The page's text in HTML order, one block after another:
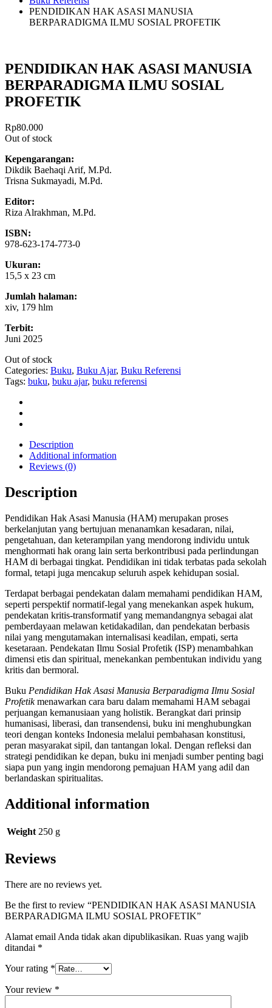
PENDIDIKAN HAK ASASI MANUSIA
BERPARADIGMA ILMU SOSIAL PROFETIK
PENDIDIKAN HAK ASASI MANUSIA
BERPARADIGMA ILMU SOSIAL
PROFETIK
Rp80.000
Out of stock
Kepengarangan:
Dikdik Baehaqi Arif, M.Pd.
Trisna Sukmayadi, M.Pd.
Editor:
Riza Alrakhman, M.Pd.
ISBN:
978-623-174-773-0
Ukuran:
15,5 x 23 cm
Jumlah halaman:
xiv, 179 hlm
Terbit:
Juni 2025
Out of stock
Categories: Buku, Buku Ajar, Buku Referensi
Tags: buku, buku ajar, buku referensi
Description
Additional information
Reviews (0)
Description
Pendidikan Hak Asasi Manusia (HAM) merupakan proses
berkelanjutan yang bertujuan menanamkan kesadaran, nilai,
pengetahuan, dan keterampilan yang mendorong individu untuk
menghormati hak orang lain serta berkontribusi pada perlindungan
HAM di berbagai tingkat. Pendidikan ini tidak terbatas pada sekolah
formal, tetapi juga mencakup seluruh aspek kehidupan sosial.
Terdapat berbagai pendekatan dalam memahami pendidikan HAM,
seperti perspektif normatif-legal yang menekankan aspek hukum,
pendekatan kritis-transformatif yang memandangnya sebagai alat
pemberdayaan melawan ketidakadilan, dan pendekatan berbasis
nilai yang mengutamakan internalisasi keadilan, empati, serta
kesetaraan. Pendekatan Ilmu Sosial Profetik (ISP) menambahkan
dimensi etis dan spiritual, menekankan pembentukan individu yang
kritis dan bermoral.
Buku Pendidikan Hak Asasi Manusia Berparadigma Ilmu Sosial
Profetikmenawarkan cara baru dalam memahami HAM sebagai
perjuangan kemanusiaan yang holistik. Berangkat dari prinsip
humanisasi, liberasi, dan transendensi, buku ini menghubungkan
teori dengan konteks Indonesia melalui pembahasan konstitusi,
peran masyarakat sipil, dan tantangan lokal. Dengan refleksi dan
strategi pendidikan ke depan, buku ini menjadi sumber penting bagi
siapa pun yang ingin mendorong pemajuan HAM yang adil dan
berlandaskan spiritualitas.
Additional information
Weight 250 g
Reviews
There are no reviews yet.
Be the first to review “PENDIDIKAN HAK ASASI MANUSIA
BERPARADIGMA ILMU SOSIAL PROFETIK”
Alamat email Anda tidak akan dipublikasikan. Ruas yang wajib
ditandai *
Your rating *
Your review *